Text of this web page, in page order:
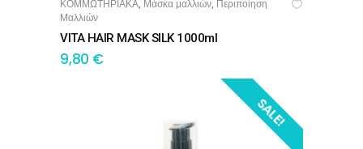
ΠΡΟΣΘΉΚΗ ΣΤΟ ΚΑΛΆΘΙ
ΚΟΜΜΩΤΗΡΙΑΚΑ, Μάσκα μαλλιών, Περιποίηση
Μαλλιών
VITA HAIR MASK SILK 1000ml
9,80 €
SALE!